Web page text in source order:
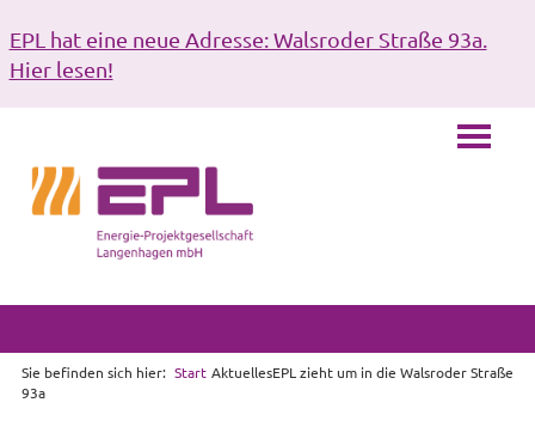
EPL hat eine neue Adresse: Walsroder Straße 93a.
Hier lesen!
Sie befinden sich hier: Start AktuellesEPL zieht um in die Walsroder Straße
93a